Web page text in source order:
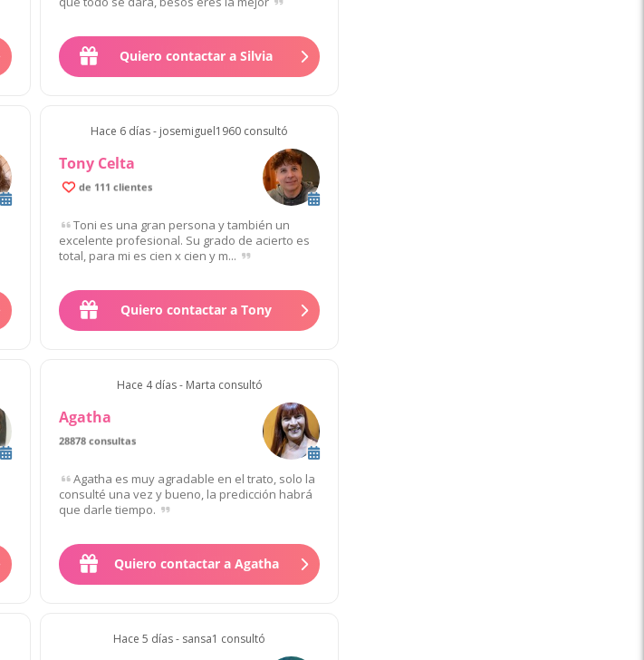
Quiero contactar a Silvia
Hace 6 días - josemiguel1960 consultó
Tony Celta
de 111 clientes
Toni es una gran persona y también un
excelente profesional. Su grado de acierto es
total, para mi es cien x cien y m...
Quiero contactar a Tony
Hace 4 días - Marta consultó
Agatha
28878 consultas
Agatha es muy agradable en el trato, solo la
consulté una vez y bueno, la predicción habrá
que darle tiempo.
Quiero contactar a Agatha
Hace 5 días - sansa1 consultó